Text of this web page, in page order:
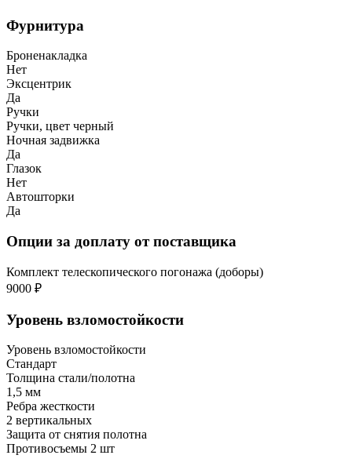
Фурнитура
Броненакладка
Нет
Эксцентрик
Да
Ручки
Ручки, цвет черный
Ночная задвижка
Да
Глазок
Нет
Автошторки
Да
Опции за доплату от поставщика
Комплект телескопического погонажа (доборы)
9000 ₽
Уровень взломостойкости
Уровень взломостойкости
Стандарт
Толщина стали/полотна
1,5 мм
Ребра жесткости
2 вертикальных
Защита от снятия полотна
Противосъемы 2 шт